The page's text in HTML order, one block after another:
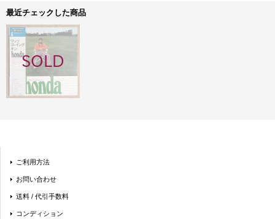
最近チェックした商品
ご利用方法
お問い合わせ
送料 / 代引手数料
コンディション